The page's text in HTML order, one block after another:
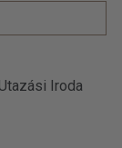
Iroda